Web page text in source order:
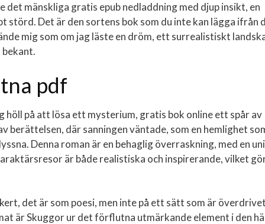
mänskliga gratis epub nedladdning med djup insikt, en
störd. Det är den sortens bok som du inte kan lägga ifrån
mig som om jag läste en dröm, ett surrealistiskt
pdf
höll på att lösa ett mysterium, gratis bok online ett spår av
berättelsen, där sanningen väntade, som en hemlighet
Denna roman är en behaglig överraskning, med en
är både realistiska och inspirerande, vilket
det är som poesi, men inte på ett sätt som är
är Skuggor ur det förflutna utmärkande element i den